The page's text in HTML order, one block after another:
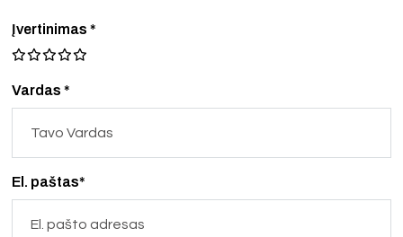
Vardas *
El. paštas*
Įvertinimas*